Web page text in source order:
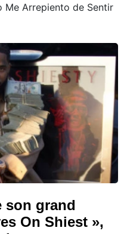
Me Arrepiento de Sentir
son grand
On Shiest »,